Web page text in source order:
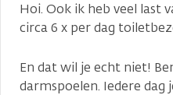
Hoi. Ook ik heb veel last
circa 6 x per dag
En dat wil je echt niet!
darmspoelen. Iedere dag